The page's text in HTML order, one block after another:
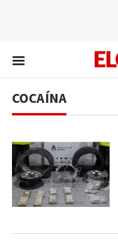
COCAÍNA